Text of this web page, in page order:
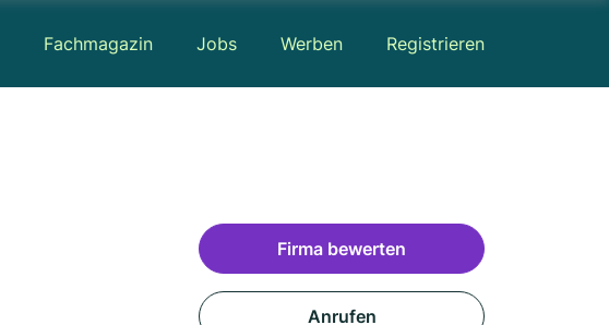
Fachmagazin Jobs Werben Registrieren
Firma bewerten
Anrufen